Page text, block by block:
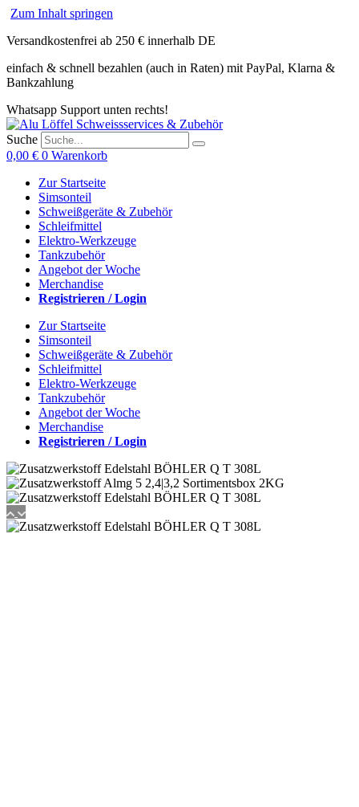
Zum Inhalt springen
Versandkostenfrei ab 250 € innerhalb DE
einfach & schnell bezahlen (auch in Raten) mit PayPal, Klarna &
Bankzahlung
Whatsapp Support unten rechts!
Suche
0,00 € 0 Warenkorb
Zur Startseite
Simsonteil
Schweißgeräte & Zubehör
Schleifmittel
Elektro-Werkzeuge
Tankzubehör
Angebot der Woche
Merchandise
Registrieren / Login
Zur Startseite
Simsonteil
Schweißgeräte & Zubehör
Schleifmittel
Elektro-Werkzeuge
Tankzubehör
Angebot der Woche
Merchandise
Registrieren / Login